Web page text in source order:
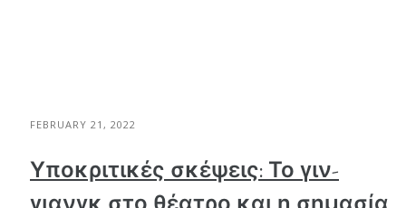
FEBRUARY 21, 2022
Υποκριτικές σκέψεις: Το γιν-